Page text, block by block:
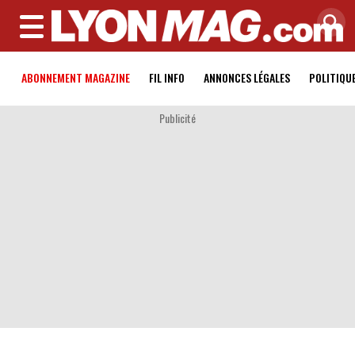
MENU
ABONNEMENT MAGAZINE FIL INFO ANNONCES LÉGALES
Publicité